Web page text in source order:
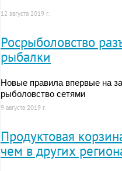
12 августа 2019 г.
Росрыболовство
рыбалки
Новые правила впервые на
рыболовство сетями
9 августа 2019 г.
Продуктовая
чем в других